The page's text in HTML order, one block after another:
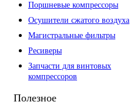
Поршневые компрессоры
Осушители сжатого воздуха
Магистральные фильтры
Ресиверы
Запчасти для винтовых
компрессоров
Полезное